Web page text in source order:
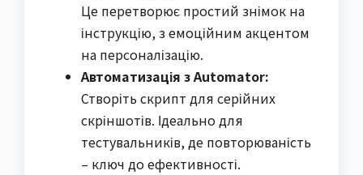
Це перетворює простий знімок на
інструкцію, з емоційним акцентом
на персоналізацію.
Автоматизація з Automator:
Створіть скрипт для серійних
скріншотів. Ідеально для
тестувальників, де повторюваність
– ключ до ефективності.